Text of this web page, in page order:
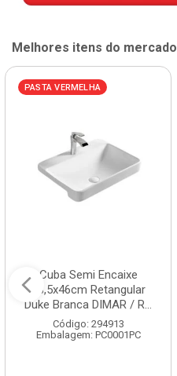
Melhores itens do mercado
PASTA VERMELHA
Cuba Semi Encaixe
58,5x46cm Retangular
Duke Branca DIMAR / R...
Código: 294913
Embalagem: PC0001PC